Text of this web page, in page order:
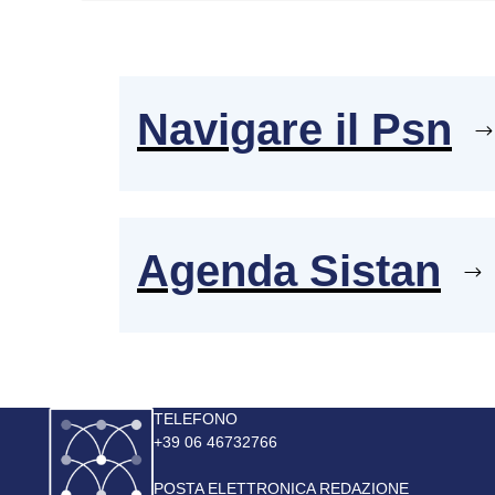
Navigare il Psn
Agenda Sistan
Immagine
TELEFONO
+39 06 46732766
POSTA ELETTRONICA REDAZIONE